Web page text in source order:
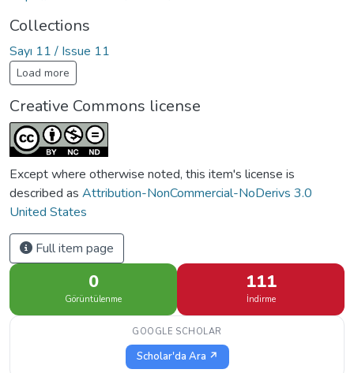
Collections
Sayı 11 / Issue 11
Load more
Creative Commons license
Except where otherwise noted, this item's license is
described as Attribution-NonCommercial-NoDerivs 3.0
United States
Full item page
0
Görüntülenme
111
İndirme
GOOGLE SCHOLAR
Scholar'da Ara ↗